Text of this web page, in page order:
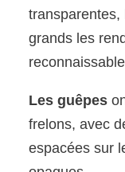
transparentes,
grands les
Les guêpes
frelons, avec
espacées sur